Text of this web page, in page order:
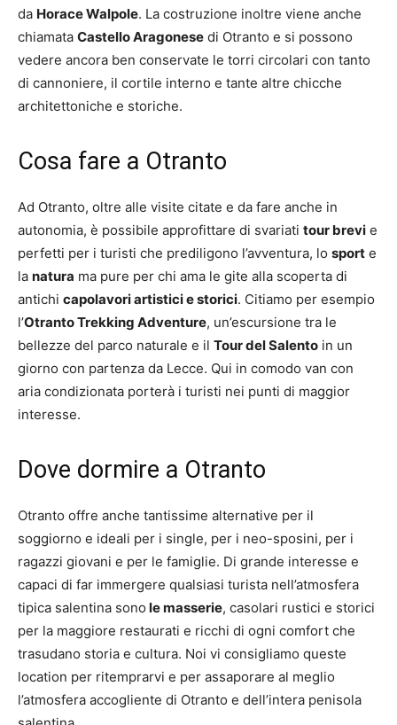
da Horace Walpole. La costruzione inoltre viene anche
chiamata Castello Aragonese di Otranto e si possono
vedere ancora ben conservate le torri circolari con tanto
di cannoniere, il cortile interno e tante altre chicche
architettoniche e storiche.
Cosa fare a Otranto
Ad Otranto, oltre alle visite citate e da fare anche in
autonomia, è possibile approfittare di svariati tour brevi e
perfetti per i turisti che prediligono l’avventura, lo sport e
la natura ma pure per chi ama le gite alla scoperta di
antichi capolavori artistici e storici. Citiamo per esempio
l’Otranto Trekking Adventure, un’escursione tra le
bellezze del parco naturale e il Tour del Salento in un
giorno con partenza da Lecce. Qui in comodo van con
aria condizionata porterà i turisti nei punti di maggior
interesse.
Dove dormire a Otranto
Otranto offre anche tantissime alternative per il
soggiorno e ideali per i single, per i neo-sposini, per i
ragazzi giovani e per le famiglie. Di grande interesse e
capaci di far immergere qualsiasi turista nell’atmosfera
tipica salentina sono le masserie, casolari rustici e storici
per la maggiore restaurati e ricchi di ogni comfort che
trasudano storia e cultura. Noi vi consigliamo queste
location per ritemprarvi e per assaporare al meglio
l’atmosfera accogliente di Otranto e dell’intera penisola